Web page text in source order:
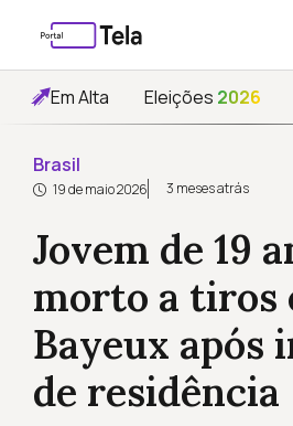
Em Alta Eleições 2026
Brasil
19 de maio 2026 3 meses atrás
Jovem de 19
morto a tiros
Bayeux após
de residência